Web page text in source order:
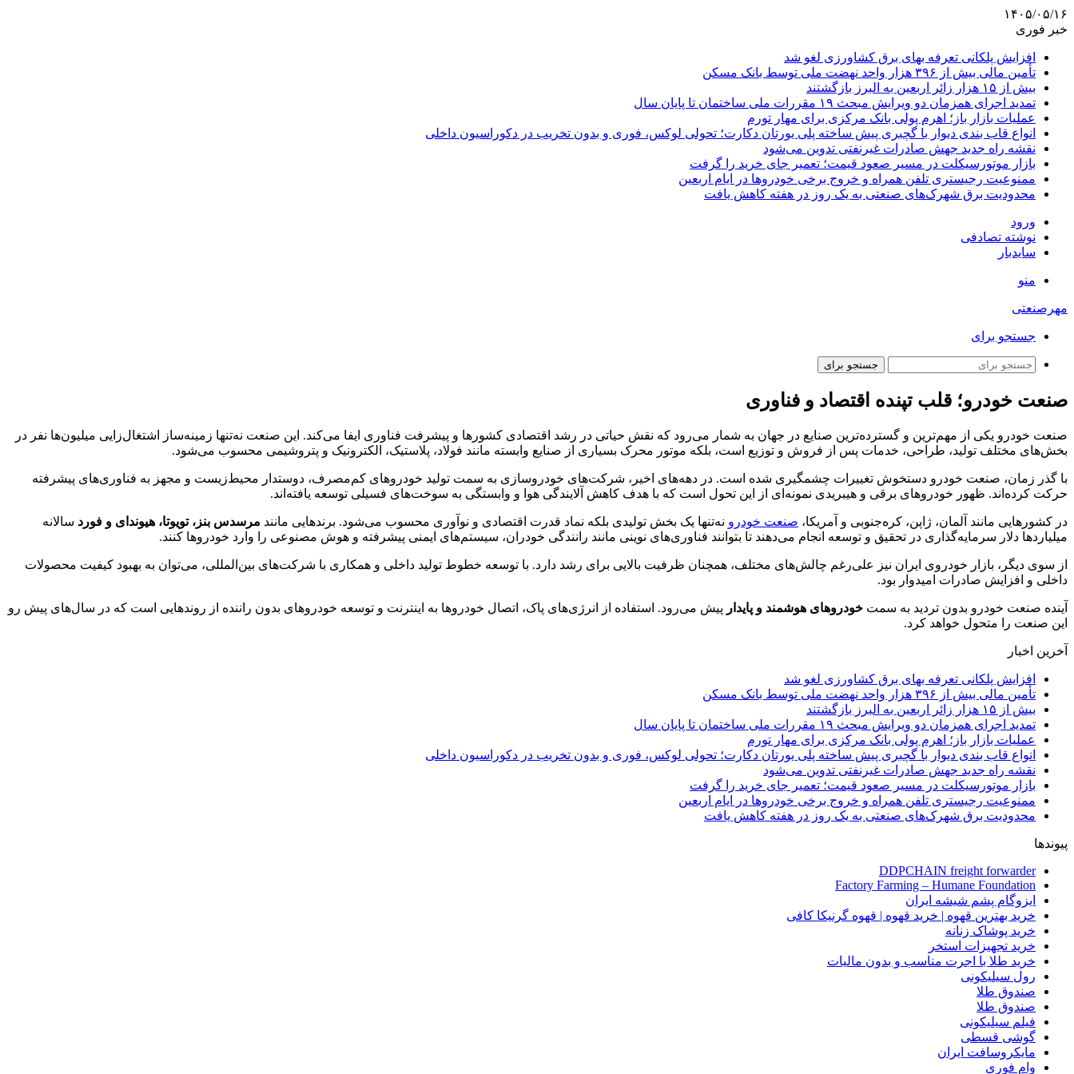
۱۴۰۵/۰۵/۱۶
خبر فوری
افزایش پلکانی تعرفه بهای برق کشاورزی لغو شد
تأمین مالی بیش از ۳۹۶ هزار واحد نهضت ملی توسط بانک مسکن
بیش از ۱۵ هزار زائر اربعین به البرز بازگشتند
تمدید اجرای همزمان دو ویرایش مبحث ۱۹ مقررات ملی ساختمان تا پایان سال
عملیات بازار باز؛ اهرم پولی بانک مرکزی برای مهار تورم
انواع قاب بندی دیوار با گچبری پیش ساخته پلی یورتان دکارت؛ تحولی لوکس، فوری و بدون تخریب در دکوراسیون داخلی
نقشه راه جدید جهش صادرات غیرنفتی تدوین می‌شود
بازار موتورسیکلت در مسیر صعود قیمت؛ تعمیر جای خرید را گرفت
ممنوعیت رجیستری تلفن همراه و خروج برخی خودروها در ایام اربعین
محدودیت برق شهرک‌های صنعتی به یک روز در هفته کاهش یافت
ورود
نوشته تصادفی
سایدبار
منو
مهرصنعتی
جستجو برای
جستجو برای
صنعت خودرو؛ قلب تپنده اقتصاد و فناوری
صنعت خودرو یکی از مهم‌ترین و گسترده‌ترین صنایع در جهان به شمار می‌رود که نقش حیاتی در رشد اقتصادی کشورها و پیشرفت فناوری ایفا می‌کند. این صنعت نه‌تنها زمینه‌ساز اشتغال‌زایی میلیون‌ها نفر در
بخش‌های مختلف تولید، طراحی، خدمات پس از فروش و توزیع است، بلکه موتور محرک بسیاری از صنایع وابسته مانند فولاد، پلاستیک، الکترونیک و پتروشیمی محسوب می‌شود.
با گذر زمان، صنعت خودرو دستخوش تغییرات چشمگیری شده است. در دهه‌های اخیر، شرکت‌های خودروسازی به سمت تولید خودروهای کم‌مصرف، دوستدار محیط‌زیست و مجهز به فناوری‌های پیشرفته
حرکت کرده‌اند. ظهور خودروهای برقی و هیبریدی نمونه‌ای از این تحول است که با هدف کاهش آلایندگی هوا و وابستگی به سوخت‌های فسیلی توسعه یافته‌اند.
در کشورهایی مانند آلمان، ژاپن، کره‌جنوبی و آمریکا، صنعت خودرو نه‌تنها یک بخش تولیدی بلکه نماد قدرت اقتصادی و نوآوری محسوب می‌شود. برندهایی مانند مرسدس بنز، تویوتا، هیوندای و فورد سالانه
میلیاردها دلار سرمایه‌گذاری در تحقیق و توسعه انجام می‌دهند تا بتوانند فناوری‌های نوینی مانند رانندگی خودران، سیستم‌های ایمنی پیشرفته و هوش مصنوعی را وارد خودروها کنند.
از سوی دیگر، بازار خودروی ایران نیز علی‌رغم چالش‌های مختلف، همچنان ظرفیت بالایی برای رشد دارد. با توسعه خطوط تولید داخلی و همکاری با شرکت‌های بین‌المللی، می‌توان به بهبود کیفیت محصولات
داخلی و افزایش صادرات امیدوار بود.
آینده صنعت خودرو بدون تردید به سمت خودروهای هوشمند و پایدار پیش می‌رود. استفاده از انرژی‌های پاک، اتصال خودروها به اینترنت و توسعه خودروهای بدون راننده از روندهایی است که در سال‌های پیش رو
این صنعت را متحول خواهد کرد.
آخرین اخبار
افزایش پلکانی تعرفه بهای برق کشاورزی لغو شد
تأمین مالی بیش از ۳۹۶ هزار واحد نهضت ملی توسط بانک مسکن
بیش از ۱۵ هزار زائر اربعین به البرز بازگشتند
تمدید اجرای همزمان دو ویرایش مبحث ۱۹ مقررات ملی ساختمان تا پایان سال
عملیات بازار باز؛ اهرم پولی بانک مرکزی برای مهار تورم
انواع قاب بندی دیوار با گچبری پیش ساخته پلی یورتان دکارت؛ تحولی لوکس، فوری و بدون تخریب در دکوراسیون داخلی
نقشه راه جدید جهش صادرات غیرنفتی تدوین می‌شود
بازار موتورسیکلت در مسیر صعود قیمت؛ تعمیر جای خرید را گرفت
ممنوعیت رجیستری تلفن همراه و خروج برخی خودروها در ایام اربعین
محدودیت برق شهرک‌های صنعتی به یک روز در هفته کاهش یافت
پیوندها
DDPCHAIN freight forwarder
Factory Farming – Humane Foundation
ایزوگام پشم شیشه ایران
خرید بهترین قهوه | خرید قهوه | قهوه گرنیکا کافی
خرید پوشاک زنانه
خرید تجهیزات استخر
خرید طلا با اجرت مناسب و بدون مالیات
رول سیلیکونی
صندوق طلا
صندوق طلا
فیلم سیلیکونی
گوشی قسطی
مایکروسافت ایران
وام فوری